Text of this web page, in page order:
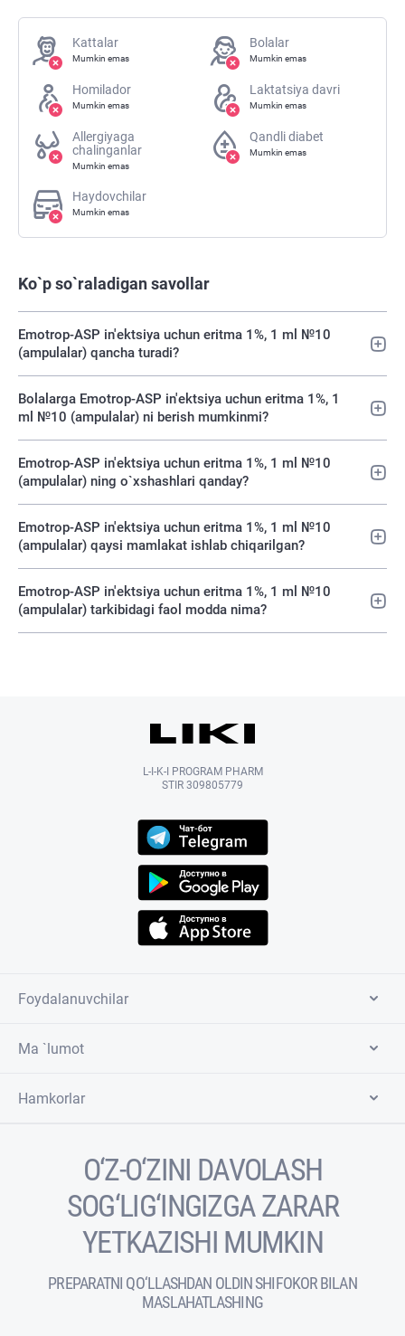
Kattalar
Mumkin emas
Bolalar
Mumkin emas
Homilador
Mumkin emas
Laktatsiya davri
Mumkin emas
Allergiyaga
chalinganlar
Mumkin emas
Qandli diabet
Mumkin emas
Haydovchilar
Mumkin emas
Ko`p so`raladigan savollar
Emotrop-ASP in'ektsiya uchun eritma 1%, 1 ml №10
(ampulalar) qancha turadi?
Bolalarga Emotrop-ASP in'ektsiya uchun eritma 1%, 1
ml №10 (ampulalar) ni berish mumkinmi?
Emotrop-ASP in'ektsiya uchun eritma 1%, 1 ml №10
(ampulalar) ning o`xshashlari qanday?
Emotrop-ASP in'ektsiya uchun eritma 1%, 1 ml №10
(ampulalar) qaysi mamlakat ishlab chiqarilgan?
Emotrop-ASP in'ektsiya uchun eritma 1%, 1 ml №10
(ampulalar) tarkibidagi faol modda nima?
L-I-K-I PROGRAM PHARM
STIR 309805779
Foydalanuvchilar
Ma `lumot
Hamkorlar
O‘Z-O‘ZINI DAVOLASH
SOG‘LIG‘INGIZGA ZARAR
YETKAZISHI MUMKIN
PREPARATNI QO‘LLASHDAN OLDIN SHIFOKOR BILAN
MASLAHATLASHING